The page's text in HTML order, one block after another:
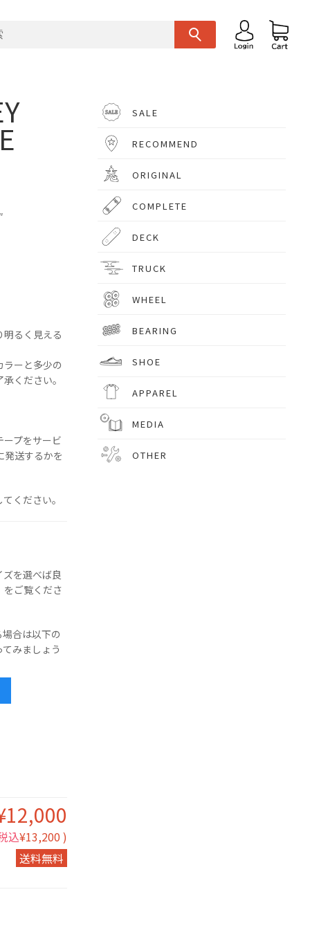
るく見える
ーと多少の
ください。
プをサービ
発送するかを
ください。
を選べば良
をご覧くださ
合は以下の
みましょう
込¥13,200 )
送料無料
SALE
RECOMMEND
ORIGINAL
COMPLETE
DECK
TRUCK
WHEEL
BEARING
SHOE
APPAREL
MEDIA
OTHER